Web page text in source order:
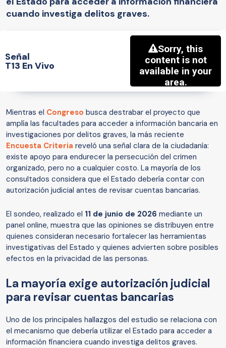
cuando investiga delitos graves.
Señal
T13 En Vivo
Mientras el Congreso busca destrabar el proyecto que
amplía las facultades para acceder a información bancaria en
investigaciones por delitos graves, la más reciente
Encuesta Criteria reveló una señal clara de la ciudadanía:
existe apoyo para endurecer la persecución del crimen
organizado, pero no a cualquier costo. La mayoría de los
consultados considera que el Estado debería contar con
autorización judicial antes de revisar cuentas bancarias.
El sondeo, realizado el 11 de junio de 2026 mediante un
panel online, muestra que las opiniones se distribuyen entre
quienes consideran necesario fortalecer las herramientas
investigativas del Estado y quienes advierten sobre posibles
efectos en la privacidad de las personas.
La mayoría exige autorización judicial
para revisar cuentas bancarias
Uno de los principales hallazgos del estudio se relaciona con
el mecanismo que debería utilizar el Estado para acceder a
información financiera cuando investiga delitos graves.